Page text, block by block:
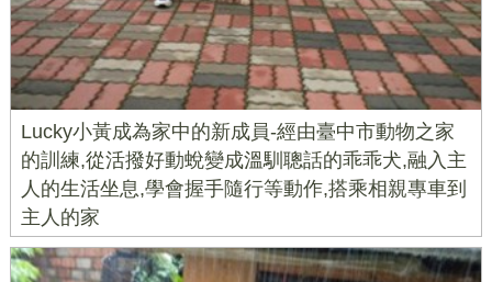
Lucky小黃成為家中的新成員-經由臺中市動物之家
的訓練,從活撥好動蛻變成溫馴聰話的乖乖犬,融入主
人的生活坐息,學會握手隨行等動作,搭乘相親專車到
主人的家